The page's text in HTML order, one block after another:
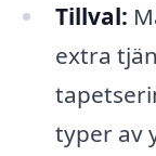
Tillval:
extra
typer av